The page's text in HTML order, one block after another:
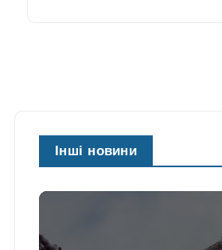
Інші новини